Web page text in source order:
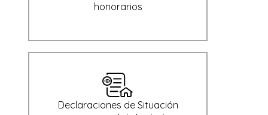
honorarios
Declaraciones de Situación